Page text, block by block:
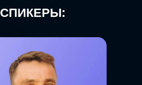
СПИКЕРЫ: